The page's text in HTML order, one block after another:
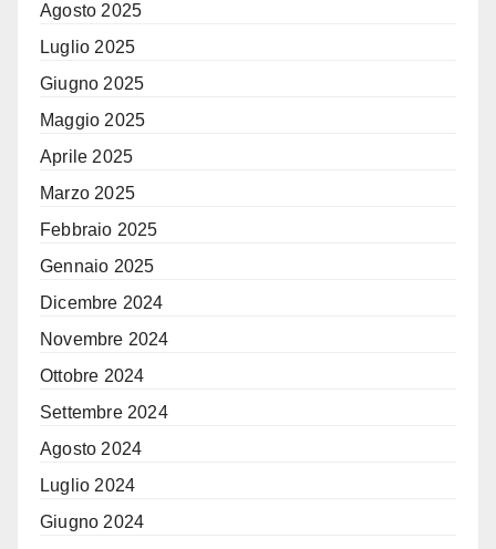
Agosto 2025
Luglio 2025
Giugno 2025
Maggio 2025
Aprile 2025
Marzo 2025
Febbraio 2025
Gennaio 2025
Dicembre 2024
Novembre 2024
Ottobre 2024
Settembre 2024
Agosto 2024
Luglio 2024
Giugno 2024